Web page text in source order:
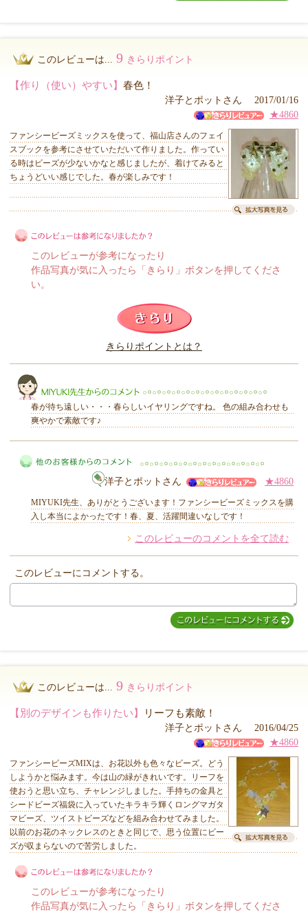
このレビューは... 9 きらりポイント
【作り（使い）やすい】 春色！
洋子とポットさん 2017/01/16
★4860
ファンシービーズミックスを使って、福山店さんのフェイ
スブックを参考にさせていただいて作りました。作ってい
る時はビーズが少ないかなと感じましたが、着けてみると
ちょうどいい感じでした。春が楽しみです！
このレビューは参考になりましたか？
このレビューが参考になったり
作品写真が気に入ったら「きらり」ボタンを押してくださ
い。
きらりポイントとは？
MIYUKI先生からのコメント
春が待ち遠しい・・・春らしいイヤリングですね。 色の組み合わせも
爽やかで素敵です♪
他のお客様からのコメント
洋子とポットさん ★4860
MIYUKI先生、ありがとうございます！ファンシービーズミックスを購
入し本当によかったです！春、夏、活躍間違いなしです！
このレビューのコメントを全て読む
このレビューにコメントする。
このレビューは... 9 きらりポイント
【別のデザインも作りたい】 リーフも素敵！
洋子とポットさん 2016/04/25
★4860
ファンシービーズMIXは、お花以外も色々なビーズ。どう
しようかと悩みます。今は山の緑がきれいです。リーフを
使おうと思い立ち、チャレンジしました。手持ちの金具と
シードビーズ福袋に入っていたキラキラ輝くロングマガタ
マビーズ、ツイストビーズなどを組み合わせてみました。
以前のお花のネックレスのときと同じで、思う位置にビー
ズが収まらないので苦労しました。
このレビューが参考になったり
作品写真が気に入ったら「きらり」ボタンを押してくださ